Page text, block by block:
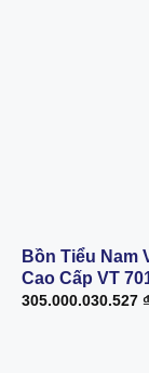
Bồn Tiểu Nam
Cao Cấp VT
305.000.030.527 ₫